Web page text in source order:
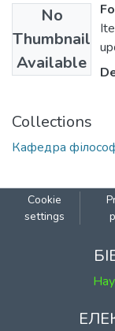
No
Thumbnail
Available
Collections
Кафедра
Cookie
settings